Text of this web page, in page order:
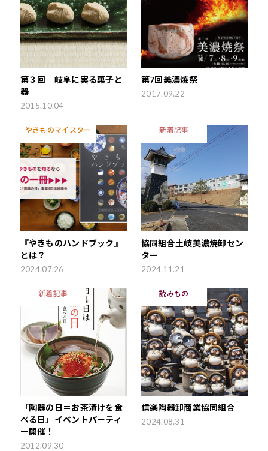
第３回 岐阜に実る菓子と
器
2015.10.04
第7回美濃焼祭
2017.09.22
やきものマイスター
『やきものハンドブック』
とは？
2024.07.26
新着記事
協同組合土岐美濃焼卸セン
ター
2024.11.21
新着記事
「陶器の日＝お茶漬けを食
べる日」イベントパーティ
ー開催！
2012.09.30
読みもの
信楽陶器卸商業協同組合
2024.08.31